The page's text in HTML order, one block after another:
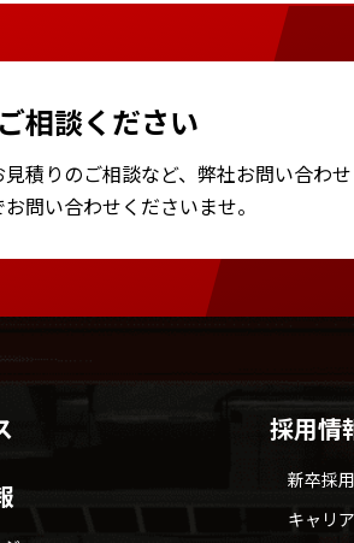
相談ください
積りのご相談など、 弊社お問い合わせ
お問い合わせくださいませ。
採用情
新卒採用
キャリ